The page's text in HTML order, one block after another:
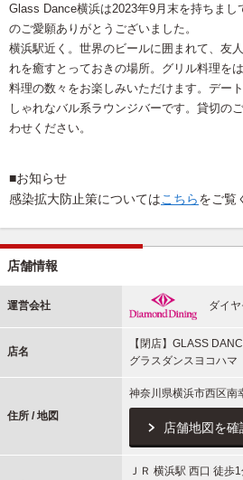
Glass Dance横浜は2023年9月末を持ちま
のご愛願ありがとうございました。
横浜駅近く。世界のビールに囲まれて、友
れを癒すとっておきの場所。グリル料理を
料理の数々をお楽しみいただけます。デー
しゃれなバル系ラウンジバーです。貸切の
わせください。
■お知らせ
感染拡大防止策についてはこちらをご覧
店舗情報
運営会社 ダイ
店名
【閉店】GLASS
グラスダンスヨコハマ
住所 / 地図
神奈川県横浜市西区南
店舗地図を確
ＪＲ 横浜駅 西口 徒歩